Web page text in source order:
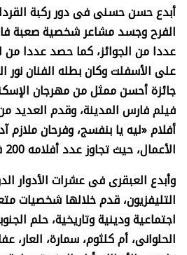
أبدع حسن حسنى فى دور ركبة
الفرح وجسد مشاعر شخصية صعبة
عددا من الجوائز، كما حصد عددا من
على الأسفلت وكان بطله الفنان
جائزة أحسن ممثل من مهرجان
فيلم فارس المدينة، وقدم العديد
أفلام «ليه يا بنفسج، وفرحان ملازم
الأعمال، حيث تجاوز عدد أفلامه 200 فيلم
وأبدع العبقرى فى عشرات الأدوار
التليفزيون، قدم خلالها شخصيات
اجتماعية ودينية وتاريخية، حلم
الحلوانى، أم كلثوم، سمارة، العار،